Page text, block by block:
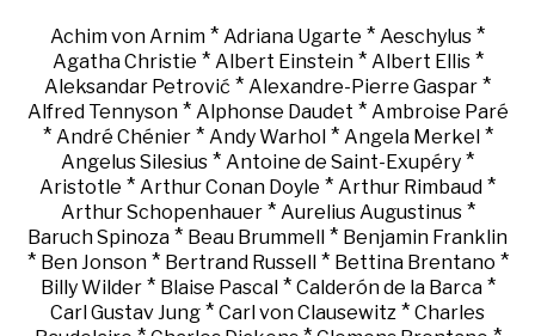
Achim von Arnim * Adriana Ugarte * Aeschylus *
Agatha Christie * Albert Einstein* Albert Ellis*
Aleksandar Petrović * Alexandre-Pierre Gaspar *
Alfred Tennyson* Alphonse Daudet * Ambroise Paré
* André Chénier* Andy Warhol * Angela Merkel *
Angelus Silesius * Antoine de Saint-Exupéry *
Aristotle * Arthur Conan Doyle * Arthur Rimbaud *
Arthur Schopenhauer* Aurelius Augustinus*
Baruch Spinoza * Beau Brummell * Benjamin Franklin
* Ben Jonson* Bertrand Russell * Bettina Brentano *
Billy Wilder* Blaise Pascal* Calderón de la Barca*
Carl Gustav Jung * Carl von Clausewitz * Charles